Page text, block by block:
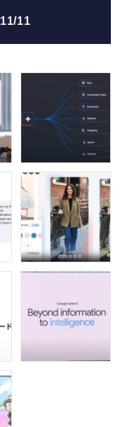
11/11